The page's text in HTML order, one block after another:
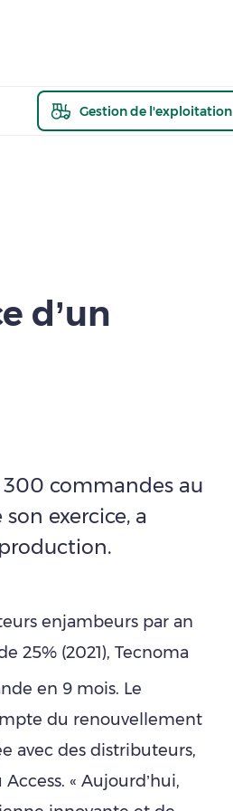
Gestion de l'exploitation
d’un
commandes au
exercice, a
enjambeurs par an
25% (2021), Tecnoma
en 9 mois. Le
du renouvellement
avec des distributeurs,
« Aujourd’hui,